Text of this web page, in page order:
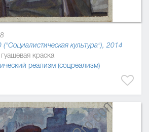
культура"), 2014
краска
реализм (соцреализм)